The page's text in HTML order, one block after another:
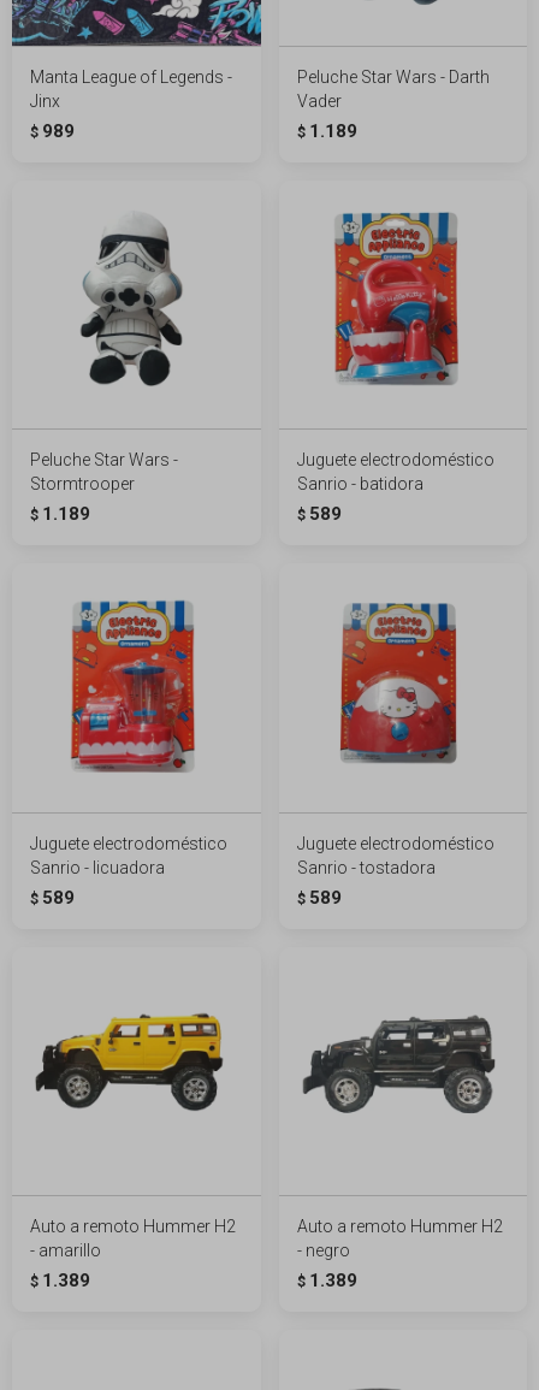
Manta League of Legends -
Jinx
$ 989
Peluche Star Wars - Darth
Vader
$ 1.189
Peluche Star Wars -
Stormtrooper
$ 1.189
Juguete electrodoméstico
Sanrio - batidora
$ 589
Juguete electrodoméstico
Sanrio - licuadora
$ 589
Juguete electrodoméstico
Sanrio - tostadora
$ 589
Auto a remoto Hummer H2
- amarillo
$ 1.389
Auto a remoto Hummer H2
- negro
$ 1.389